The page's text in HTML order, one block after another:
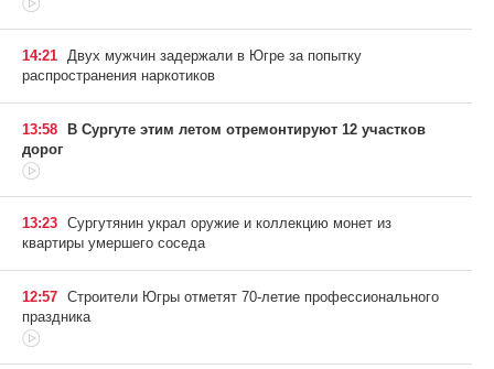
14:21
Двух мужчин задержали в Югре за попытку
распространения наркотиков
13:58 В Сургуте этим летом отремонтируют 12 участков
дорог
13:23 Сургутянин украл оружие и коллекцию монет из
квартиры умершего соседа
12:57 Строители Югры отметят 70-летие профессионального
праздника